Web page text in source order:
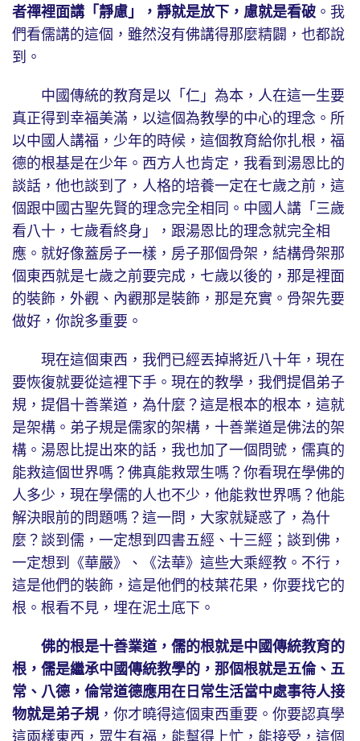
者禪裡面講「靜慮」，靜就是放下，慮就是看破 。我
們看儒講的這個，雖然沒有佛講得那麼精闢，也都說
到。
中國傳統的教育是以「仁」為本，人在這一生要
真正得到幸福美滿，以這個為教學的中心的理念。所
以中國人講福，少年的時候，這個教育給你扎根，福
德的根基是在少年。西方人也肯定，我看到湯恩比的
談話，他也談到了，人格的培養一定在七歲之前，這
個跟中國古聖先賢的理念完全相同。中國人講「三歲
看八十，七歲看終身」，跟湯恩比的理念就完全相
應。就好像蓋房子一樣，房子那個骨架，結構骨架那
個東西就是七歲之前要完成，七歲以後的，那是裡面
的裝飾，外觀、內觀那是裝飾，那是充實。骨架先要
做好，你說多重要。
現在這個東西，我們已經丟掉將近八十年，現在
要恢復就要從這裡下手。現在的教學，我們提倡弟子
規，提倡十善業道，為什麼？這是根本的根本，這就
是架構。弟子規是儒家的架構，十善業道是佛法的架
構。湯恩比提出來的話，我也加了一個問號，儒真的
能救這個世界嗎？佛真能救眾生嗎？你看現在學佛的
人多少，現在學儒的人也不少，他能救世界嗎？他能
解決眼前的問題嗎？這一問，大家就疑惑了，為什
麼？談到儒，一定想到四書五經、十三經；談到佛，
一定想到《華嚴》、《法華》這些大乘經教。不行，
這是他們的裝飾，這是他們的枝葉花果，你要找它的
根。根看不見，埋在泥土底下。
佛的根是十善業道，儒的根就是中國傳統教育的
根，儒是繼承中國傳統教學的，那個根就是五倫、五
常、八德，倫常道德應用在日常生活當中處事待人接
物就是弟子規，你才曉得這個東西重要。你要認真學
這兩樣東西，眾生有福，能幫得上忙，能接受，這個